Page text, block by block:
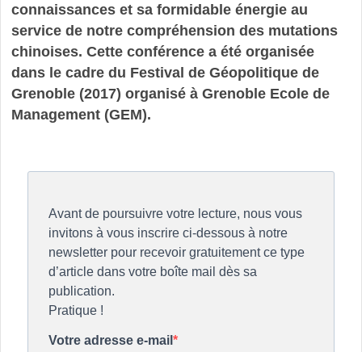
connaissances et sa formidable énergie au
service de notre compréhension des mutations
chinoises. Cette conférence a été organisée
dans le cadre du Festival de Géopolitique de
Grenoble (2017) organisé à Grenoble Ecole de
Management (GEM).